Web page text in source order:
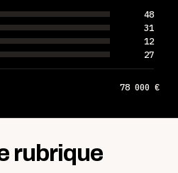
48
31
12
27
78 000 €
rubrique